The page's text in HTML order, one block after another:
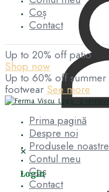
✕
Login
Coș
Contact
Up to 20% off patio
Shop now
Up to 60% off summer
footwear See more
Prima pagină
Despre noi
Produsele noastre
Contul meu
Coș
Contact